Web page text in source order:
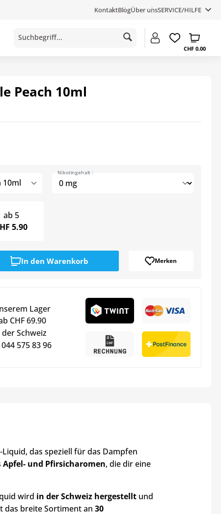
KontaktBlogÜber unsSERVICE/HILFE
CHF 0.00
Peach 10ml
10ml
Nikotingehalt :
ab 5
5.90
In den Warenkorb Merken
Lager
CHF 69.90
Schweiz
575 83 96
das speziell für das Dampfen
Apfel- und Pfirsicharomen, die dir eine
wird in der Schweiz hergestellt und
das breite Sortiment an 30